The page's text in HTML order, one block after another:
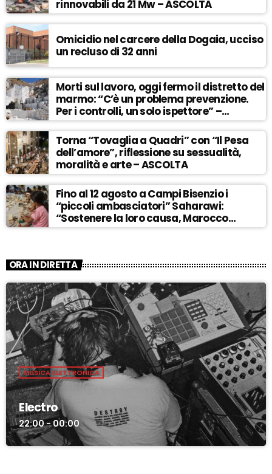
rinnovabili da 21 Mw – ASCOLTA
Omicidio nel carcere della Dogaia, ucciso
un recluso di 32 anni
Morti sul lavoro, oggi fermo il distretto del
marmo: “C’è un problema prevenzione.
Per i controlli, un solo ispettore” –
ASCOLTA
Torna “Tovaglia a Quadri” con “Il Pesa
dell’amore”, riflessione su sessualità,
moralità e arte – ASCOLTA
Fino al 12 agosto a Campi Bisenzio i
“piccoli ambasciatori” Saharawi:
“Sostenere la loro causa, Marocco
sempre più invadente” – ASCOLTA
ORA IN DIRETTA
MUSICA ELETTRONICA
Electro
22:00 - 00:00